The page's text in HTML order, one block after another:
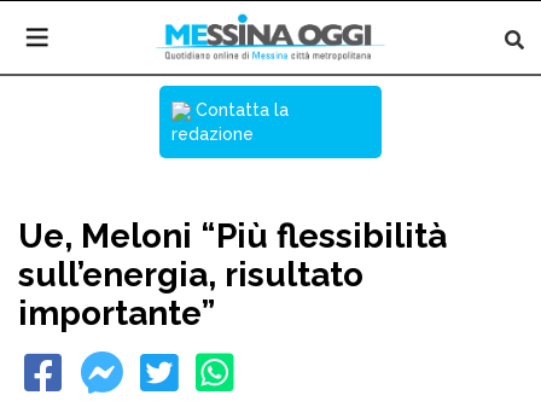
Contatta la
redazione
Ue, Meloni “Più flessibilità
sull’energia, risultato
importante”